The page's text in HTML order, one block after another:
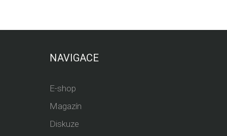
NAVIGACE
E-shop
Magazín
Diskuze